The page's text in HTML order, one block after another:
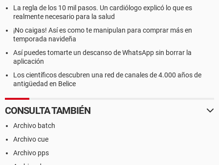
La regla de los 10 mil pasos. Un cardiólogo explicó lo que es
realmente necesario para la salud
¡No caigas! Así es como te manipulan para comprar más en
temporada navideña
Así puedes tomarte un descanso de WhatsApp sin borrar la
aplicación
Los científicos descubren una red de canales de 4.000 años de
antigüedad en Belice
CONSULTA TAMBIÉN
Archivo batch
Archivo cue
Archivo pps